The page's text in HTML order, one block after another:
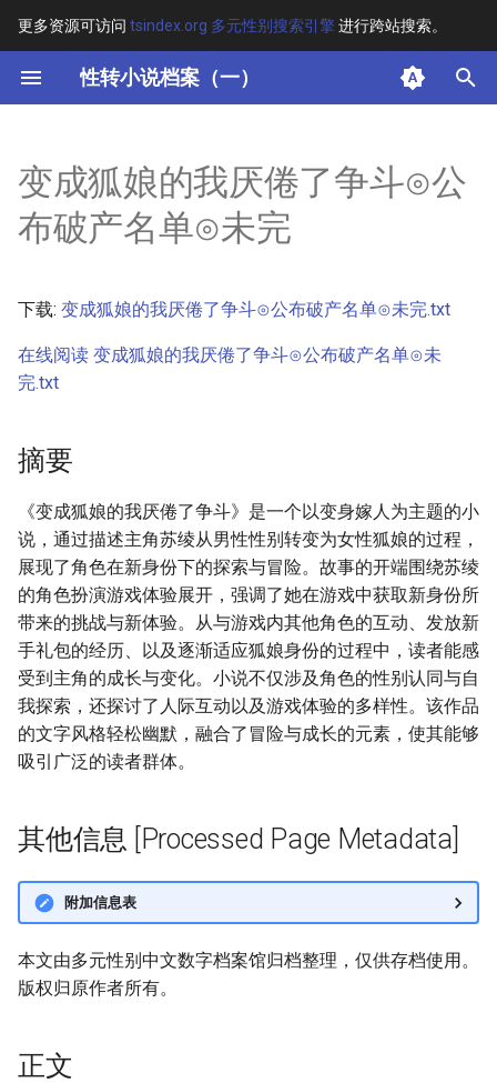
更多资源可访问 tsindex.org 多元性别搜索引擎进行跨站搜索。
性转小说档案（一）
键
开
始
索
其他信息 [Processed Page
Metadata]
变成狐娘的我厌倦了争斗⊙公
布破产名单⊙未完
下载: 变成狐娘的我厌倦了争斗⊙公布破产名单⊙未完.txt
在线阅读 变成狐娘的我厌倦了争斗⊙公布破产名单⊙未
完.txt
摘要
《变成狐娘的我厌倦了争斗》是一个以变身嫁人为主题的小
说，通过描述主角苏绫从男性性别转变为女性狐娘的过程，
展现了角色在新身份下的探索与冒险。故事的开端围绕苏绫
的角色扮演游戏体验展开，强调了她在游戏中获取新身份所
带来的挑战与新体验。从与游戏内其他角色的互动、发放新
手礼包的经历、以及逐渐适应狐娘身份的过程中，读者能感
受到主角的成长与变化。小说不仅涉及角色的性别认同与自
我探索，还探讨了人际互动以及游戏体验的多样性。该作品
的文字风格轻松幽默，融合了冒险与成长的元素，使其能够
吸引广泛的读者群体。
其他信息 [Processed Page Metadata]
附加信息表
本文由多元性别中文数字档案馆归档整理，仅供存档使用。
版权归原作者所有。
正文